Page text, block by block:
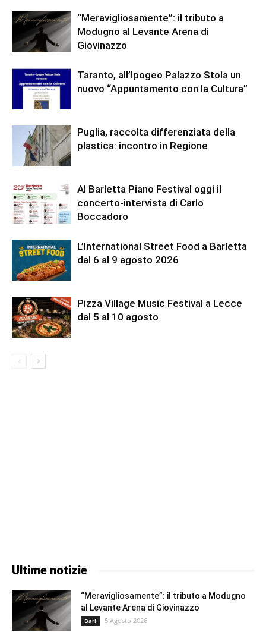
“Meravigliosamente”: il tributo a
Modugno al Levante Arena di
Giovinazzo
Taranto, all’Ipogeo Palazzo Stola un
nuovo “Appuntamento con la Cultura”
Puglia, raccolta differenziata della
plastica: incontro in Regione
Al Barletta Piano Festival oggi il
concerto-intervista di Carlo
Boccadoro
L’International Street Food a Barletta
dal 6 al 9 agosto 2026
Pizza Village Music Festival a Lecce
dal 5 al 10 agosto
Ultime notizie
“Meravigliosamente”: il tributo a Modugno
al Levante Arena di Giovinazzo
Bari 5 Agosto 2026